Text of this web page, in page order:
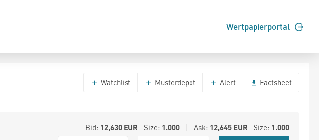
Wertpapierportal
Watchlist Musterdepot Alert Factsheet
Bid: 12,630EUR Size: 1.000| Ask: 12,645EUR Size: 1.000